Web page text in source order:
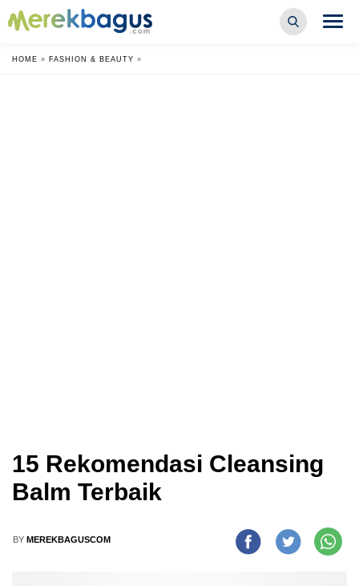
HOME » FASHION & BEAUTY »
15 Rekomendasi Cleansing
Balm Terbaik
BY MEREKBAGUSCOM